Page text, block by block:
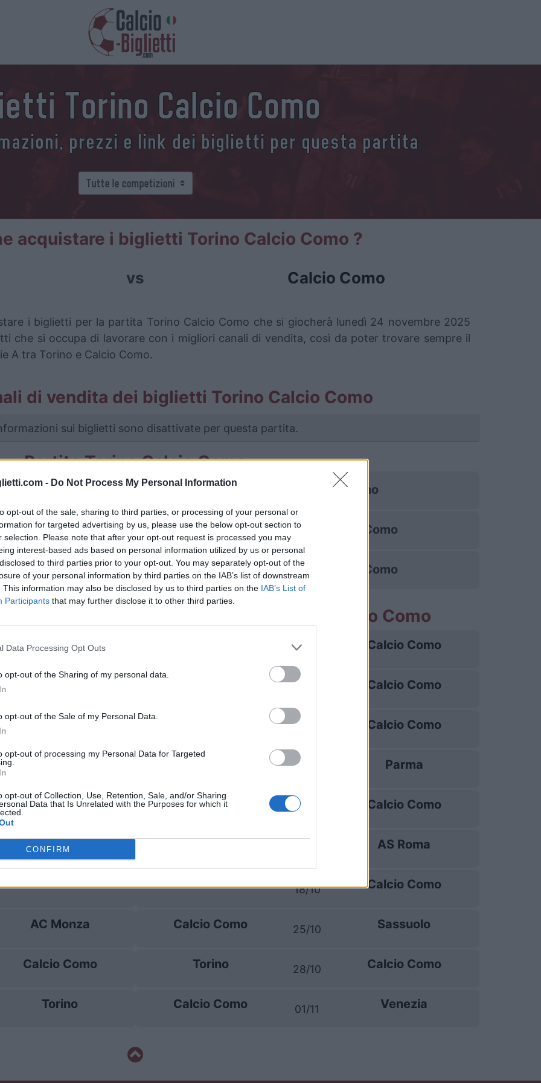
- Do Not Process My Personal Information
opt-out of the sale, sharing to third parties, or processing of your personal or
for targeted advertising by us, please use the below opt-out section to
selection. Please note that after your opt-out request is processed you may
interest-based ads based on personal information utilized by us or personal
to third parties prior to your opt-out. You may separately opt-out of the
of your personal information by third parties on the IAB’s list of downstream
This information may also be disclosed by us to third parties on the IAB’s List of
Participants that may further disclose it to other third parties.
Data Processing Opt Outs
opt-out of the Sharing of my personal data.
opt-out of the Sale of my Personal Data.
opt-out of processing my Personal Data for Targeted
opt-out of Collection, Use, Retention, Sale, and/or Sharing
Data that Is Unrelated with the Purposes for which it
CONFIRM
Torino Calcio Como
prezzi e link dei biglietti per questa partita
acquistare i biglietti Torino Calcio Como ?
vs Calcio Como
i biglietti per la partita Torino Calcio Como che si giocherà lunedì 24 novembre 2025
che si occupa di lavorare con i migliori canali di vendita, così da poter trovare sempre il
A tra Torino e Calcio Como.
di vendita dei biglietti Torino Calcio Como
sui biglietti sono disattivate per questa partita.
Partite Torino Calcio Como
Como Torino
Torino 1-0 Calcio Como
Torino Calcio Como
AC Milan
Torino
Udinese
Torino
AC Monza
Calcio Como
Torino
Prossime partite Calcio Como
22/08 Calcio Como
Calcio Como
Calcio Como
13/09 Parma
Frosinone 20/09 Calcio Como
AS Roma
Fiorentina 18/10 Calcio Como
Calcio Como 25/10 Sassuolo
Torino 28/10 Calcio Como
Calcio Como 01/11 Venezia